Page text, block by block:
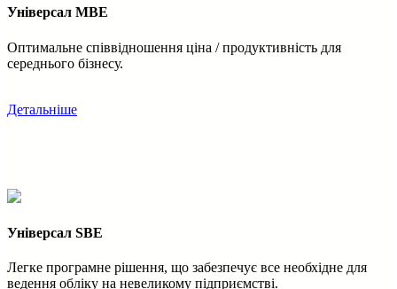
Універсал MBE
Оптимальне співвідношення ціна / продуктивність для
середнього бізнесу.
Детальніше
Універсал SBE
Легке програмне рішення, що забезпечує все необхідне для
ведення обліку на невеликому підприємстві.